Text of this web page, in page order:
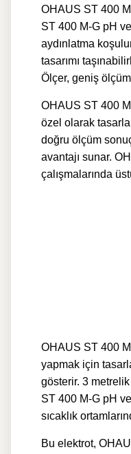
OHAUS ST 400
ST 400 M-G pH
aydınlatma
tasarımı
Ölçer, geniş
OHAUS ST 400
özel olarak
doğru ölçüm
avantajı sunar.
çalışmalarında
OHAUS ST 400
yapmak için
gösterir. 3
ST 400 M-G pH
sıcaklık
Bu elektrot,